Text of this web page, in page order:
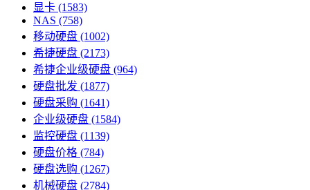
显卡 (1583)
NAS (758)
移动硬盘 (1002)
希捷硬盘 (2173)
希捷企业级硬盘 (964)
硬盘批发 (1877)
硬盘采购 (1641)
企业级硬盘 (1584)
监控硬盘 (1139)
硬盘价格 (784)
硬盘选购 (1267)
机械硬盘 (2784)